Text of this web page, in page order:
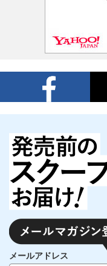
メールアドレス